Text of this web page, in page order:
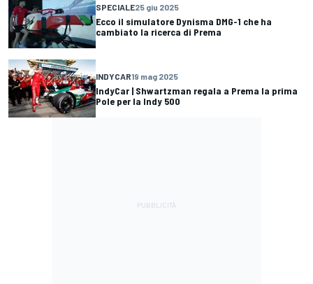
SPECIALE25 giu 2025
Ecco il simulatore Dynisma DMG-1 che ha
cambiato la ricerca di Prema
INDYCAR19 mag 2025
IndyCar | Shwartzman regala a Prema la prima
Pole per la Indy 500